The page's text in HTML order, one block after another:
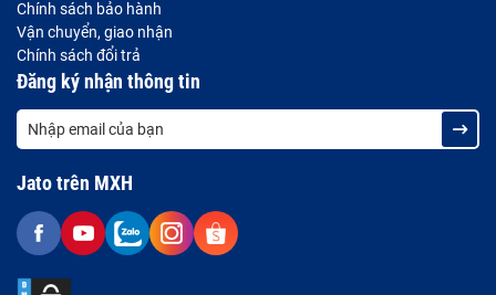
Chính sách bảo hành
Vận chuyển, giao nhận
Chính sách đổi trả
Đăng ký nhận thông tin
Jato trên MXH